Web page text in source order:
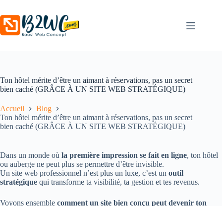
Ton hôtel mérite d’être un aimant à réservations, pas un secret
bien caché (GRÂCE À UN SITE WEB STRATÉGIQUE)
Accueil
Blog
Ton hôtel mérite d’être un aimant à réservations, pas un secret
bien caché (GRÂCE À UN SITE WEB STRATÉGIQUE)
Dans un monde où la première impression se fait en ligne, ton hôtel
ou auberge ne peut plus se permettre d’être invisible.
Un site web professionnel n’est plus un luxe, c’est un outil
stratégique qui transforme ta visibilité, ta gestion et tes revenus.
Voyons ensemble comment un site bien conçu peut devenir ton